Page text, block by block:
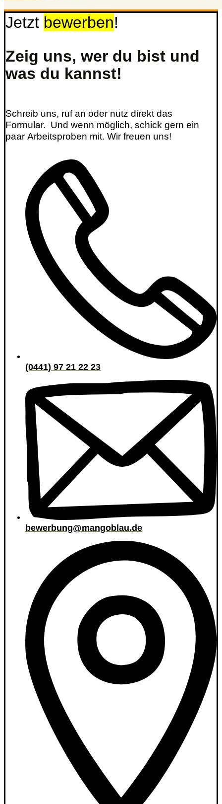
Jetzt bewerben!
Zeig uns, wer du bist und
was du kannst!
Schreib uns, ruf an oder nutz direkt das
Formular. Und wenn möglich, schick gern ein
paar Arbeitsproben mit. Wir freuen uns!
(0441) 97 21 22 23
bewerbung@mangoblau.de